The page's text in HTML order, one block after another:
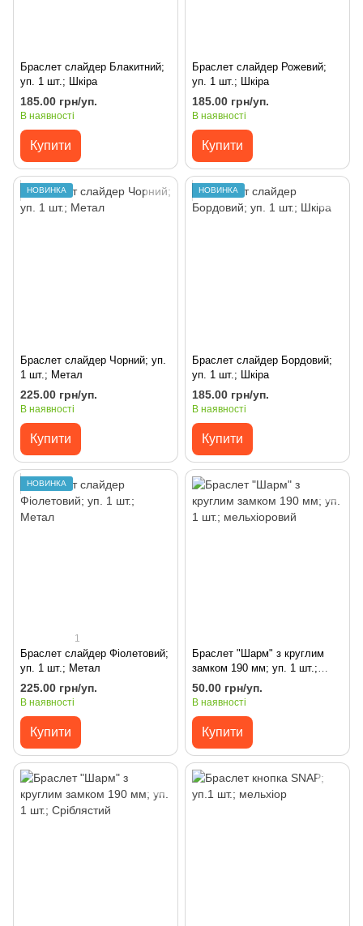
Браслет слайдер Блакитний;
уп. 1 шт.; Шкіра
185.00 грн/уп.
В наявності
Купити
Браслет слайдер Рожевий;
уп. 1 шт.; Шкіра
185.00 грн/уп.
В наявності
Купити
НОВИНКА
Браслет слайдер Чорний; уп.
1 шт.; Метал
225.00 грн/уп.
В наявності
Купити
НОВИНКА
Браслет слайдер Бордовий;
уп. 1 шт.; Шкіра
185.00 грн/уп.
В наявності
Купити
НОВИНКА
1
Браслет слайдер Фіолетовий;
уп. 1 шт.; Метал
225.00 грн/уп.
В наявності
Купити
Браслет "Шарм" з круглим
замком 190 мм; уп. 1 шт.;
мельхіоровий
50.00 грн/уп.
В наявності
Купити